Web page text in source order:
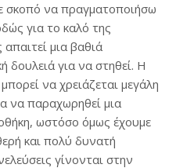
σκοπό να πραγματοποιήσω
για το καλό της
μια βαθιά
δουλειά για να στηθεί. Η
να χρειάζεται μεγάλη
να παραχωρηθεί μια
ωστόσο όμως έχουμε
και πολύ δυνατή
γίνονται στην